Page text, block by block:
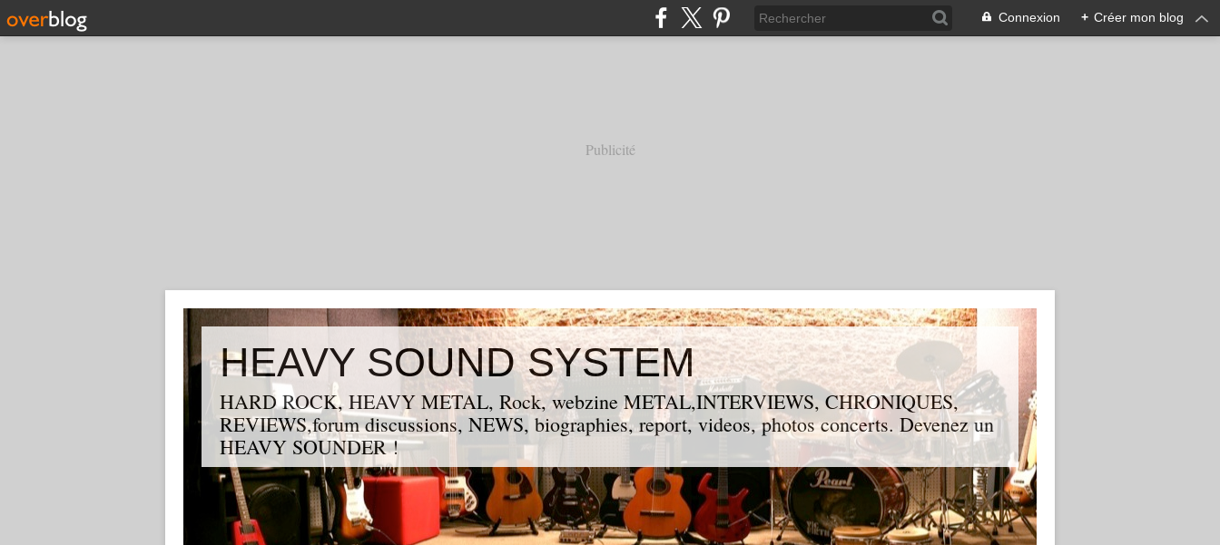
Connexion + Créer mon blog
Publicité
HEAVY SOUND SYSTEM
HARD ROCK, HEAVY METAL, Rock, webzine METAL,INTERVIEWS, CHRONIQUES,
REVIEWS,forum discussions, NEWS, biographies, report, videos, photos concerts. Devenez un
HEAVY SOUNDER !